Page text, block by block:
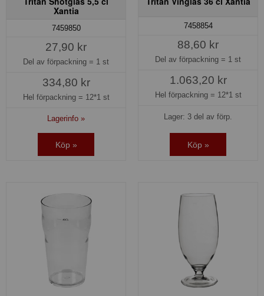
Xantia
7459850
27,90 kr
Del av förpackning = 1 st
334,80 kr
Hel förpackning = 12*1 st
Lagerinfo »
Köp »
7458854
88,60 kr
Del av förpackning = 1 st
1.063,20 kr
Hel förpackning = 12*1 st
Lager: 3 del av förp.
Köp »